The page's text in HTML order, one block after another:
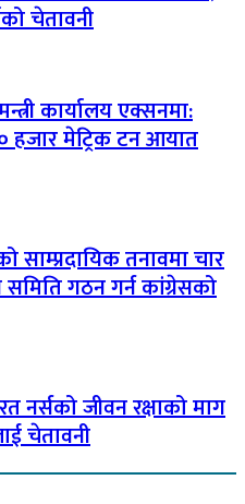
चेतावनी
कार्यालय एक्सनमा:
हजार मेट्रिक टन आयात
तनावमा चार
गठन गर्न कांग्रेसको
नर्सको जीवन रक्षाको माग
चेतावनी